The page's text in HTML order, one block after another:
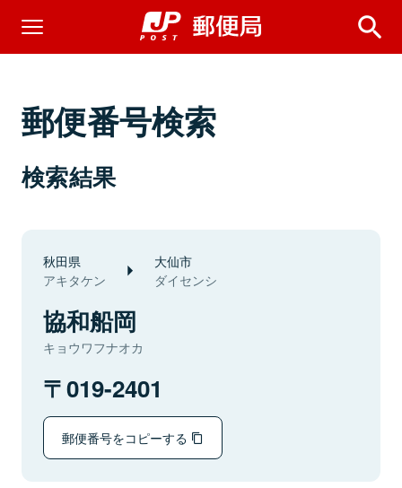
郵便番号検索
検索結果
秋田県
アキタケン
大仙市
ダイセンシ
協和船岡
キョウワフナオカ
019-2401
郵便番号をコピーする